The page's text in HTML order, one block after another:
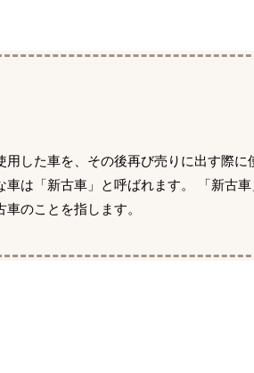
用した車を、その後再び売りに出す際
は「新古車」と呼ばれます。 「新古
のことを指します。